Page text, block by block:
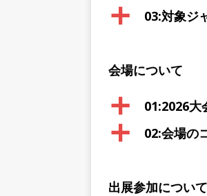
a 03:対象ジ
会場について
a 01:2026大
a 02:会場の
出展参加について